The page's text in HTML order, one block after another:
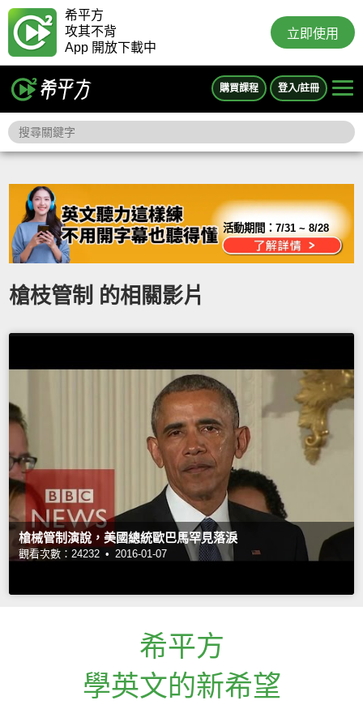
希平方
攻其不背
App 開放下載中
立即使用
購買課程 登入/註冊
活動期間：7/31 ~ 8/28
槍枝管制 的相關影片
槍械管制演說，美國總統歐巴馬罕見落淚
觀看次數：24232 • 2016-01-07
希平方
學英文的新希望